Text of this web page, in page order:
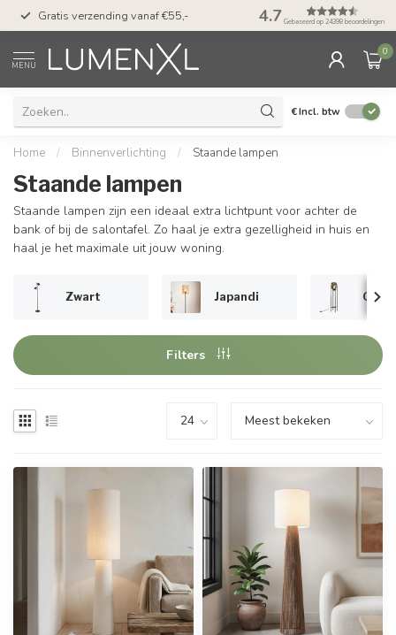
Gratis verzending vanaf €55,- 50 dagen
met Klarna
4.7 Gebaseerd op 24398 beoordelingen
MENU
0
€Incl. btw
Home / Binnenverlichting / Staande lampen
Staande lampen
Staande lampen zijn een ideaal extra lichtpunt voor achter de
bank of bij de salontafel. Zo haal je extra gezelligheid in huis en
haal je het maximale uit jouw woning.
Zwart Japandi Glas
Filters